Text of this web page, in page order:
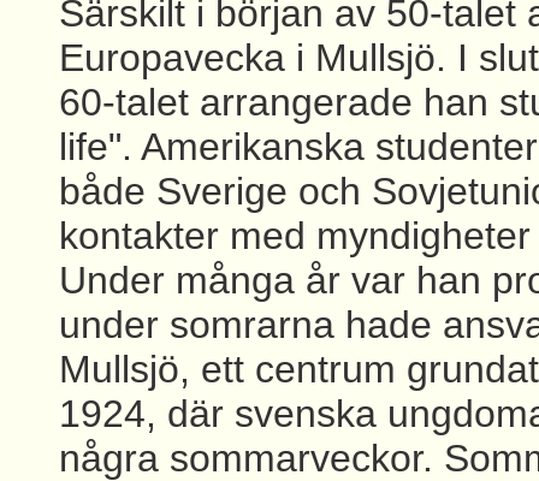
Särskilt i början av 50-talet
Europavecka i Mullsjö. I
60-talet arrangerade han
life". Amerikanska
både Sverige och
kontakter med
Under många år var han
under somrarna hade
Mullsjö, ett centrum
1924, där svenska
några sommarveckor.